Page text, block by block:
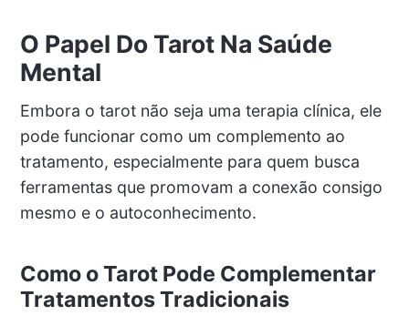
O Papel Do Tarot Na Saúde
Mental
Embora o tarot não seja uma terapia clínica, ele
pode funcionar como um complemento ao
tratamento, especialmente para quem busca
ferramentas que promovam a conexão consigo
mesmo e o autoconhecimento.
Como o Tarot Pode Complementar
Tratamentos Tradicionais